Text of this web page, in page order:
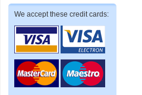
We accept these credit cards: